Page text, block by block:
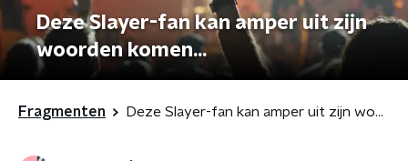
Deze Slayer-fan kan amper uit zijn
woorden komen...
Fragmenten Deze Slayer-fan kan amper uit zijn woorden komen...